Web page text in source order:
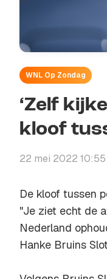
WNL Op Zondag
‘Zelf
kloof
22 mei 2022 10:55
De kloof tussen
"Je ziet echt de
Nederland
Hanke Bruins